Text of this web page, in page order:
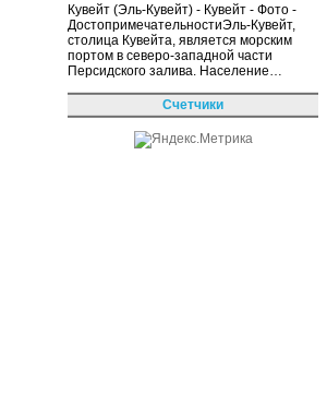
Кувейт (Эль-Кувейт) - Кувейт - Фото -
ДостопримечательностиЭль-Кувейт,
столица Кувейта, является морским
портом в северо-западной части
Персидского залива. Население…
Счетчики